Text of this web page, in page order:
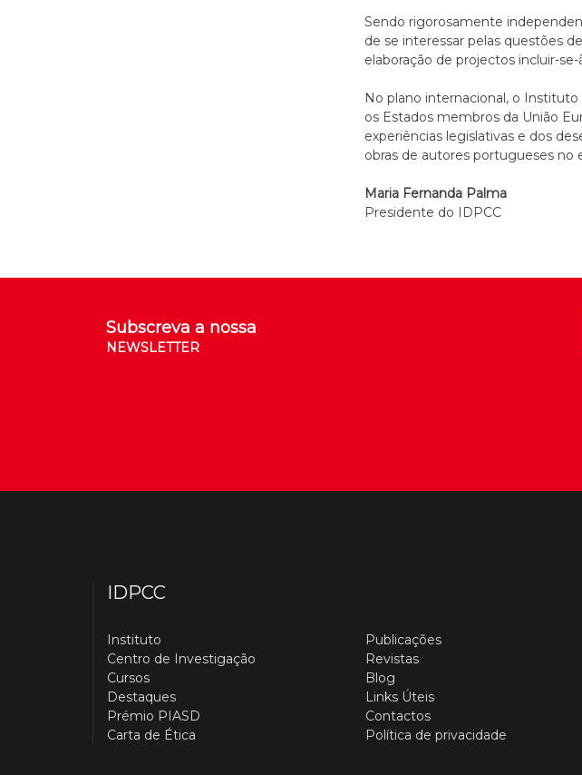
Sendo rigorosamente
de se interessar pelas questões
elaboração de projectos incluir-
No plano internacional, o
os Estados membros da União
experiências legislativas e dos
obras de autores portugueses no
Maria Fernanda Palma
Presidente do IDPCC
Subscreva a nossa
NEWSLETTER
IDPCC
Instituto
Centro de Investigação
Cursos
Destaques
Prémio PIASD
Carta de Ética
Publicações
Revistas
Blog
Links Úteis
Contactos
Política de privacidade